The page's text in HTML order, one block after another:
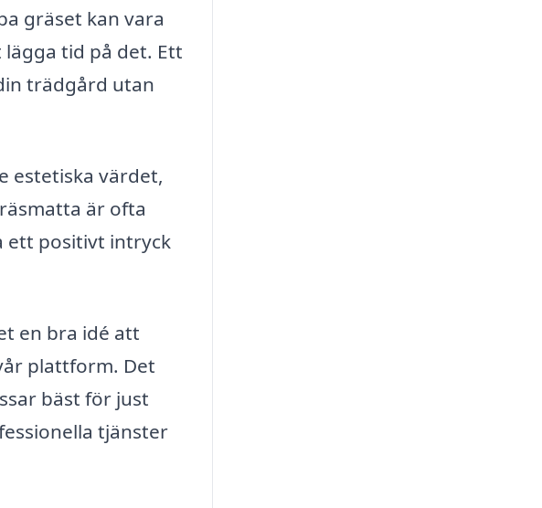
gräset kan vara
tid på det. Ett
trädgård utan
estetiska värdet,
är ofta
ett positivt intryck
en bra idé att
plattform. Det
bäst för just
tjänster